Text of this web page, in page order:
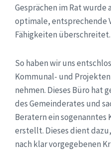
Gesprächen im Rat wurde
optimale, entsprechende
Fähigkeiten überschreitet.
So haben wir uns
Kommunal- und
nehmen. Dieses Büro hat
des Gemeinderates und
Beratern ein
erstellt. Dieses dient
nach klar vorgegebenen